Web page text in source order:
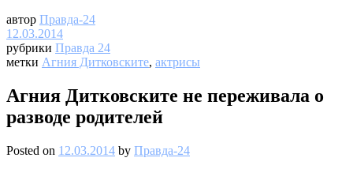
автор Правда-24
12.03.2014
рубрики Правда 24
метки Агния Дитковските, актрисы
Агния Дитковските не переживала о
разводе родителей
Posted on 12.03.2014 by Правда-24